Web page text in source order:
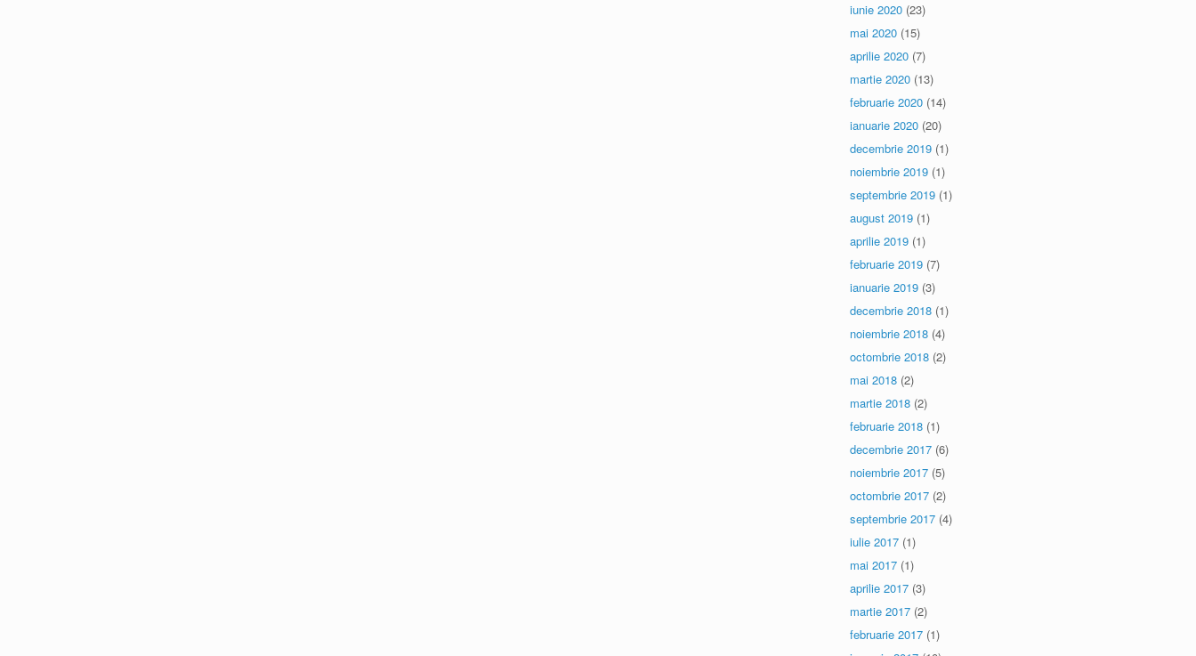
iunie 2020 (23)
mai 2020 (15)
aprilie 2020 (7)
martie 2020 (13)
februarie 2020 (14)
ianuarie 2020 (20)
decembrie 2019 (1)
noiembrie 2019 (1)
septembrie 2019 (1)
august 2019 (1)
aprilie 2019 (1)
februarie 2019 (7)
ianuarie 2019 (3)
decembrie 2018 (1)
noiembrie 2018 (4)
octombrie 2018 (2)
mai 2018 (2)
martie 2018 (2)
februarie 2018 (1)
decembrie 2017 (6)
noiembrie 2017 (5)
octombrie 2017 (2)
septembrie 2017 (4)
iulie 2017 (1)
mai 2017 (1)
aprilie 2017 (3)
martie 2017 (2)
februarie 2017 (1)